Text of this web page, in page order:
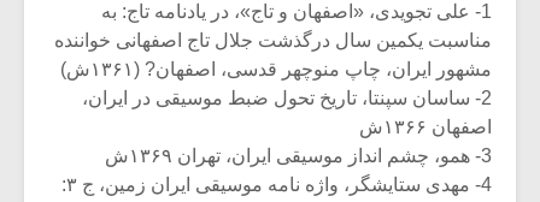
1- علی تجویدی، «اصفهان و تاج»، در یادنامه تاج: به
مناسبت یکمین سال درگذشت جلال تاج اصفهانی خواننده
مشهور ایران، چاپ منوچهر قدسی، اصفهان? (۱۳۶۱ش)
2- ساسان سپنتا، تاریخ تحول ضبط موسیقی در ایران،
اصفهان ۱۳۶۶ش
3- همو، چشم انداز موسیقی ایران، تهران ۱۳۶۹ش
4- مهدی ستایشگر، واژه نامه موسیقی ایران زمین، ج ۳: